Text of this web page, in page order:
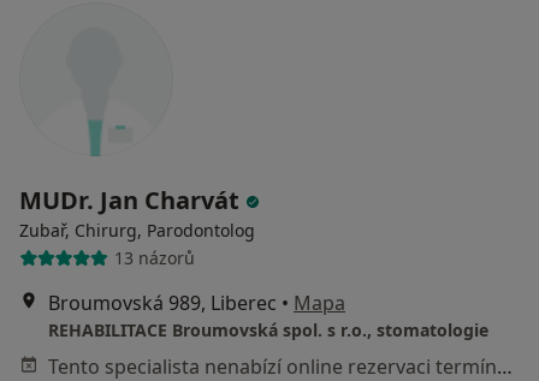
MUDr. Jan Charvát
Zubař, Chirurg, Parodontolog
13 názorů
Broumovská 989, Liberec • Mapa
REHABILITACE Broumovská spol. s r.o., stomatologie
Tento specialista nenabízí online rezervaci termínu na této adrese.